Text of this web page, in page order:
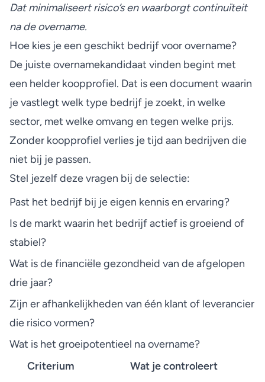
Dat minimaliseert risico’s en waarborgt continuïteit
na de overname.
Hoe kies je een geschikt bedrijf voor overname?
De juiste overnamekandidaat vinden begint met
een helder koopprofiel. Dat is een document waarin
je vastlegt welk type bedrijf je zoekt, in welke
sector, met welke omvang en tegen welke prijs.
Zonder koopprofiel verlies je tijd aan bedrijven die
niet bij je passen.
Stel jezelf deze vragen bij de selectie:
Past het bedrijf bij je eigen kennis en ervaring?
Is de markt waarin het bedrijf actief is groeiend of
stabiel?
Wat is de financiële gezondheid van de afgelopen
drie jaar?
Zijn er afhankelijkheden van één klant of leverancier
die risico vormen?
Wat is het groeipotentieel na overname?
Criterium
Wat je controleert